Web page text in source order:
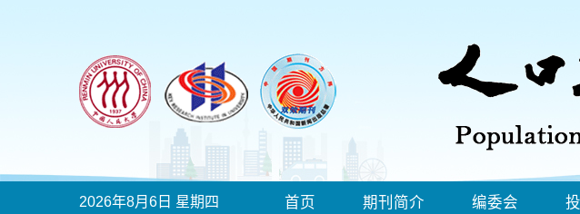
2026年8月6日 星期四 首页 期刊简介 编委会